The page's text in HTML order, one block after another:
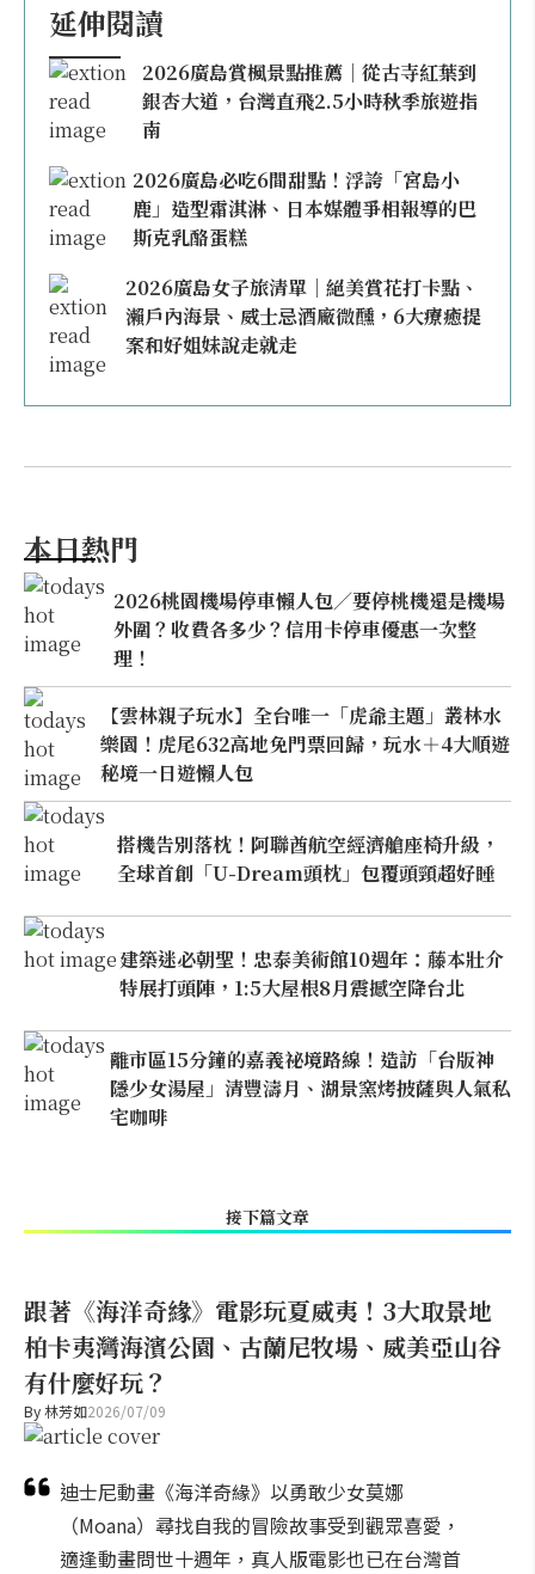
延伸閱讀
2026廣島賞楓景點推薦｜從古寺紅葉到
銀杏大道，台灣直飛2.5小時秋季旅遊指
南
2026廣島必吃6間甜點！浮誇「宮島小
鹿」造型霜淇淋、日本媒體爭相報導的巴
斯克乳酪蛋糕
2026廣島女子旅清單｜絕美賞花打卡點、
瀨戶內海景、威士忌酒廠微醺，6大療癒提
案和好姐妹說走就走
本日熱門
2026桃園機場停車懶人包／要停桃機還是機場
外圍？收費各多少？信用卡停車優惠一次整
理！
【雲林親子玩水】全台唯一「虎爺主題」叢林水
樂園！虎尾632高地免門票回歸，玩水＋4大順遊
秘境一日遊懶人包
搭機告別落枕！阿聯酋航空經濟艙座椅升級，
全球首創「U-Dream頭枕」包覆頭頸超好睡
建築迷必朝聖！忠泰美術館10週年：藤本壯介
特展打頭陣，1:5大屋根8月震撼空降台北
離市區15分鐘的嘉義祕境路線！造訪「台版神
隱少女湯屋」清豐濤月、湖景窯烤披薩與人氣私
宅咖啡
接下篇文章
跟著《海洋奇緣》電影玩夏威夷！3大取景地
柏卡夷灣海濱公園、古蘭尼牧場、威美亞山谷
有什麼好玩？
By林芳如2026/07/09
迪士尼動畫《海洋奇緣》以勇敢少女莫娜
（Moana）尋找自我的冒險故事受到觀眾喜愛，
適逢動畫問世十週年，真人版電影也已在台灣首